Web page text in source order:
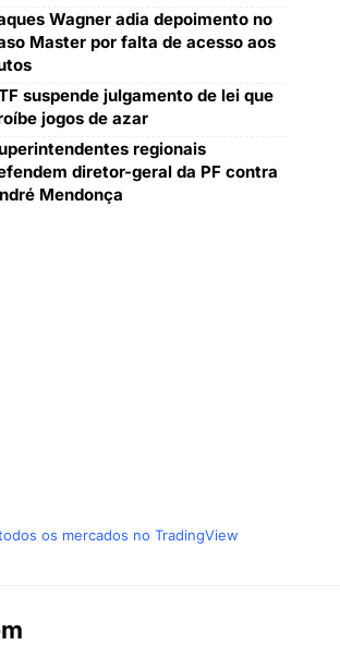
Wagner adia depoimento no
Master por falta de acesso aos
suspende julgamento de lei que
jogos de azar
regionais
diretor-geral da PF contra
Mendonça
os mercados no TradingView